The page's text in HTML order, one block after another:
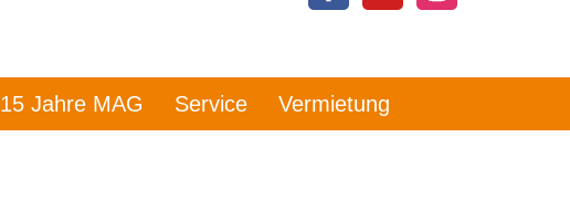
15 Jahre MAG Service Vermietung